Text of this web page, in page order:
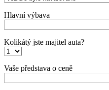
Hlavní výbava
Kolikátý jste majitel auta?
Vaše představa o ceně